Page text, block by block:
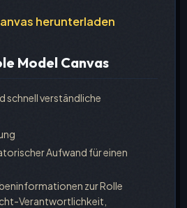
herunterladen
Model Canvas
schnell verständliche
Aufwand für einen
zur Rolle
Verantwortlichkeit,